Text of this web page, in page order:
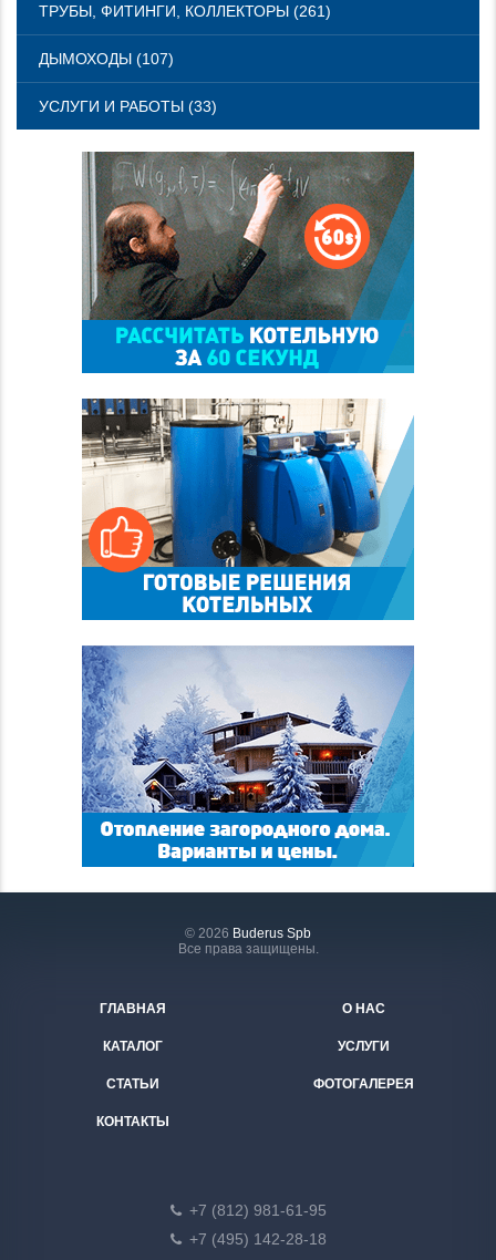
ТРУБЫ, ФИТИНГИ, КОЛЛЕКТОРЫ (261)
ДЫМОХОДЫ (107)
УСЛУГИ И РАБОТЫ (33)
© 2026 Buderus Spb
Все права защищены.
ГЛАВНАЯ О НАС
КАТАЛОГ УСЛУГИ
СТАТЬИ ФОТОГАЛЕРЕЯ
КОНТАКТЫ
+7 (812) 981-61-95
+7 (495) 142-28-18